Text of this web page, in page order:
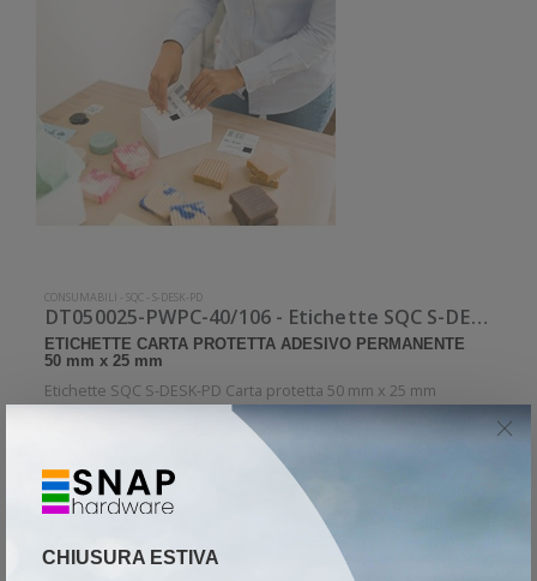
CHIUSURA ESTIVA
CONSUMABILI -SQC -S-DESK-PD
DT050025-PWPC-40/106 - Etichette SQC S-DESK-PD Carta protetta
ETICHETTE CARTA PROTETTA ADESIVO PERMANENTE
50 mm x 25 mm
Etichette SQC S-DESK-PD Carta protetta 50 mm x 25 mm
Etichette SQC a bobina. 1 bobina per confezione. 1700
etichette per bobina. Etichette in carta protetta con adesivo
permanente. Diametro interno: 40 mm. Diametro esterno: 106
mm. Tipo: Supporto
Sconto: 30% Prezzo di listino: 10,87 €
Iva:1,37 €
Aggiungi al carrello